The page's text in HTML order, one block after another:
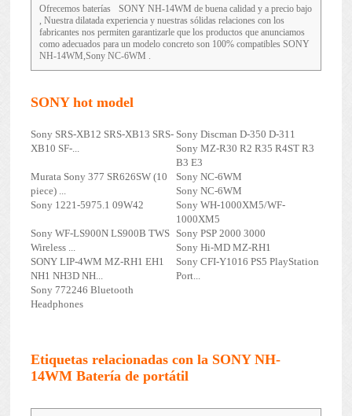
Ofrecemos baterías SONY NH-14WM de buena calidad y a precio bajo
, Nuestra dilatada experiencia y nuestras sólidas relaciones con los
fabricantes nos permiten garantizarle que los productos que anunciamos
como adecuados para un modelo concreto son 100% compatibles SONY
NH-14WM,Sony NC-6WM .
SONY hot model
Sony SRS-XB12 SRS-XB13 SRS-
XB10 SF-...
Sony Discman D-350 D-311
Sony MZ-R30 R2 R35 R4ST R3
B3 E3
Murata Sony 377 SR626SW (10
piece) ...
Sony NC-6WM
Sony NC-6WM
Sony 1221-5975.1 09W42
Sony WH-1000XM5/WF-
1000XM5
Sony WF-LS900N LS900B TWS
Wireless ...
Sony PSP 2000 3000
Sony Hi-MD MZ-RH1
SONY LIP-4WM MZ-RH1 EH1
NH1 NH3D NH...
Sony CFI-Y1016 PS5 PlayStation
Port...
Sony 772246 Bluetooth
Headphones
Etiquetas relacionadas con la SONY NH-
14WM Batería de portátil